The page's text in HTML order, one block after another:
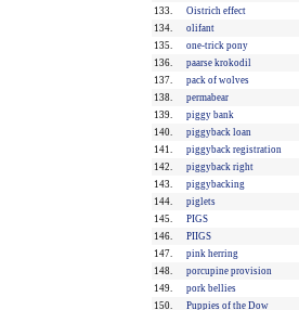
133.
Oistrich effect
134.
olifant
135.
one-trick pony
136.
paarse krokodil
137.
pack of wolves
138.
permabear
139.
piggy bank
140.
piggyback loan
141.
piggyback registration
142.
piggyback right
143.
piggybacking
144.
piglets
145.
PIGS
146.
PIIGS
147.
pink herring
148.
porcupine provision
149.
pork bellies
150.
Puppies of the Dow